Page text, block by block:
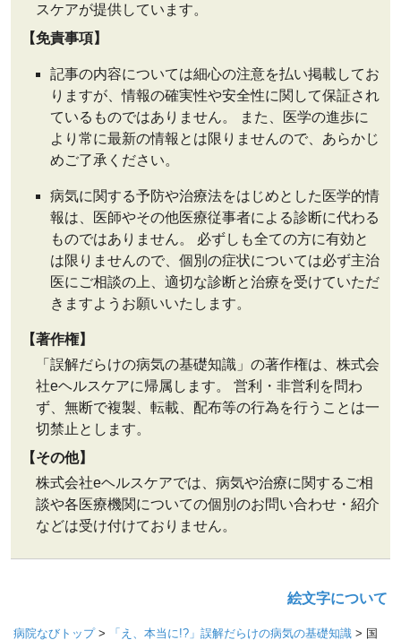
スケアが提供しています。
【免責事項】
記事の内容については細心の注意を払い掲載してお
りますが、情報の確実性や安全性に関して保証され
ているものではありません。 また、医学の進歩に
より常に最新の情報とは限りませんので、あらかじ
めご了承ください。
病気に関する予防や治療法をはじめとした医学的情
報は、医師やその他医療従事者による診断に代わる
ものではありません。 必ずしも全ての方に有効と
は限りませんので、個別の症状については必ず主治
医にご相談の上、適切な診断と治療を受けていただ
きますようお願いいたします。
【著作権】
「誤解だらけの病気の基礎知識」の著作権は、株式会
社eヘルスケアに帰属します。 営利・非営利を問わ
ず、無断で複製、転載、配布等の行為を行うことは一
切禁止とします。
【その他】
株式会社eヘルスケアでは、病気や治療に関するご相
談や各医療機関についての個別のお問い合わせ・紹介
などは受け付けておりません。
絵文字について
病院なびトップ> 「え、本当に!?」誤解だらけの病気の基礎知識 > 国